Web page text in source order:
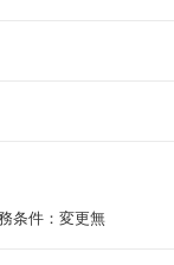
条件：変更無